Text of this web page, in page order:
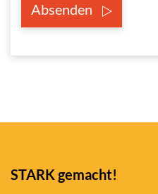
Absenden
STARK gemacht!